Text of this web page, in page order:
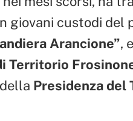
giovani custodi del
Arancione”,
Territorio
Presidenza del